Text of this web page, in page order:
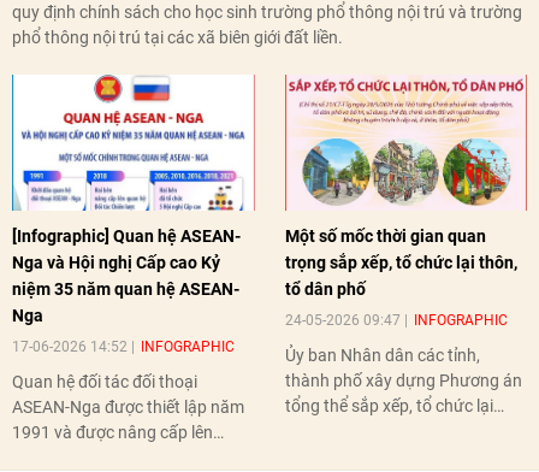
quy định chính sách cho học sinh trường phổ thông nội trú và trường
phổ thông nội trú tại các xã biên giới đất liền.
[Infographic] Quan hệ ASEAN-
Nga và Hội nghị Cấp cao Kỷ
niệm 35 năm quan hệ ASEAN-
Nga
17-06-2026 14:52 INFOGRAPHIC
Quan hệ đối tác đối thoại
ASEAN-Nga được thiết lập năm
1991 và được nâng cấp lên
Một số mốc thời gian quan
trọng sắp xếp, tổ chức lại thôn,
tổ dân phố
24-05-2026 09:47 INFOGRAPHIC
Ủy ban Nhân dân các tỉnh,
thành phố xây dựng Phương án
tổng thể sắp xếp, tổ chức lại